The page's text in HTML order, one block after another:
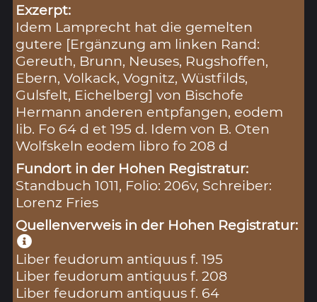
Exzerpt:
Idem Lamprecht hat die gemelten
gutere [Ergänzung am linken Rand:
Gereuth, Brunn, Neuses, Rugshoffen,
Ebern, Volkack, Vognitz, Wüstfilds,
Gulsfelt, Eichelberg] von Bischofe
Hermann anderen entpfangen, eodem
lib. Fo 64 d et 195 d. Idem von B. Oten
Wolfskeln eodem libro fo 208 d
Fundort in der Hohen Registratur:
Standbuch 1011, Folio: 206v, Schreiber:
Lorenz Fries
Quellenverweis in der Hohen Registratur:
Liber feudorum antiquus f. 195
Liber feudorum antiquus f. 208
Liber feudorum antiquus f. 64